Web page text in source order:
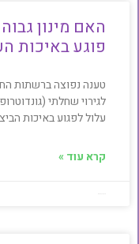
האם מינון
פוגע באיכות
טענה נפוצה ברשתות
עלול לפגוע באיכות
קרא עוד »